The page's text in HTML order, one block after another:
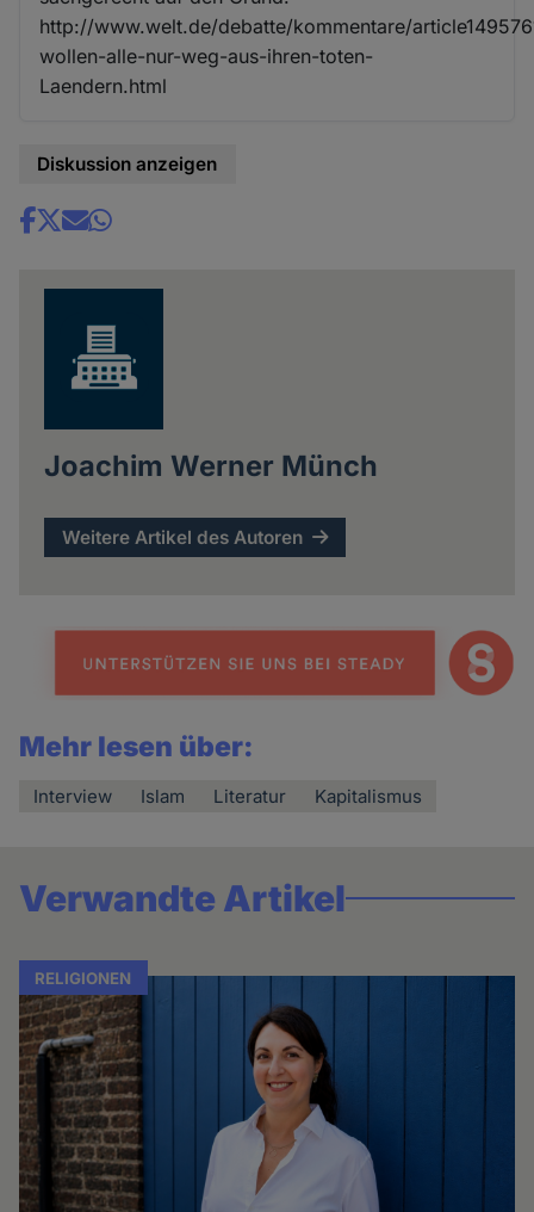
http://www.welt.de/debatte/kommentare/
wollen-alle-nur-weg-aus-ihren-toten-
Laendern.html
Diskussion anzeigen
Share
Joachim Werner Münch
Weitere Artikel des Autoren
Mehr lesen über:
Interview Islam Literatur Kapitalismus
Verwandte Artikel
RELIGIONEN